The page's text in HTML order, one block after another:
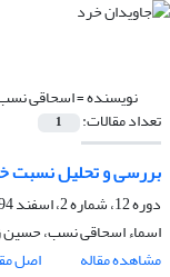
نویسنده =اسحاقی
تعداد مقالات: 1
بررسی و تحلیل نسبت
دوره 12، شماره 2، اسفند 1394، صفحه
اسماء اسحاقی نسب، حسین
مشاهده مقاله
اصل